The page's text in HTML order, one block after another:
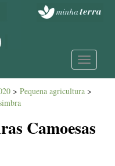
Toggle
> Pequena agricultura >
Camoesas